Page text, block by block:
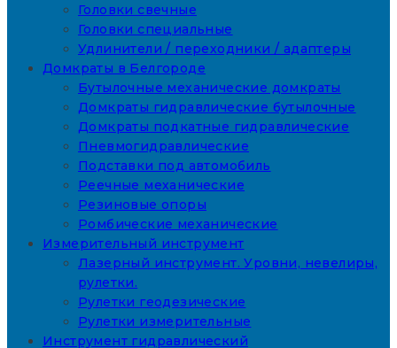
Головки свечные
Головки специальные
Удлинители / переходники / адаптеры
Домкраты в Белгороде
Бутылочные механические домкраты
Домкраты гидравлические бутылочные
Домкраты подкатные гидравлические
Пневмогидравлические
Подставки под автомобиль
Реечные механические
Резиновые опоры
Ромбические механические
Измерительный инструмент
Лазерный инструмент. Уровни, невелиры,
рулетки.
Рулетки геодезические
Рулетки измерительные
Инструмент гидравлический